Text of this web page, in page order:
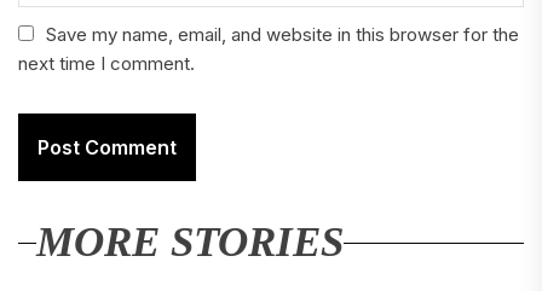
Save my name, email, and website in this browser for the
next time I comment.
MORE STORIES